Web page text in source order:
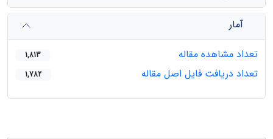
آمار
تعداد مشاهده مقاله
1,813
تعداد دریافت فایل اصل مقاله 1,782